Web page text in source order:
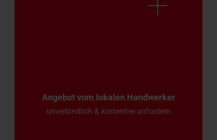
Angebot vom lokalen Handwerker
unverbindlich & kostenfrei anfordern